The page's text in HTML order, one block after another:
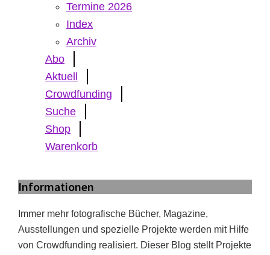
Termine 2026
Index
Archiv
Abo
Aktuell
Crowdfunding
Suche
Shop
Warenkorb
Informationen
Immer mehr fotografische Bücher, Magazine,
Ausstellungen und spezielle Projekte werden mit Hilfe
von Crowdfunding realisiert. Dieser Blog stellt Projekte